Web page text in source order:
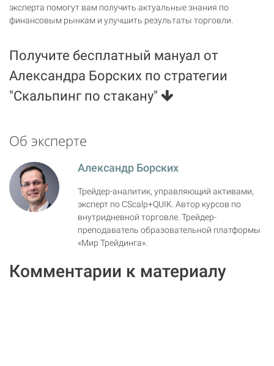
эксперта помогут вам получить актуальные знания по
финансовым рынкам и улучшить результаты торговли.
Получите бесплатный мануал от
Александра Борских по стратегии
"Скальпинг по стакану"
Об эксперте
Александр Борских
Трейдер-аналитик, управляющий активами,
эксперт по CScalp+QUIK. Автор курсов по
внутридневной торговле. Трейдер-
преподаватель образовательной платформы
«Мир Трейдинга».
Комментарии к материалу